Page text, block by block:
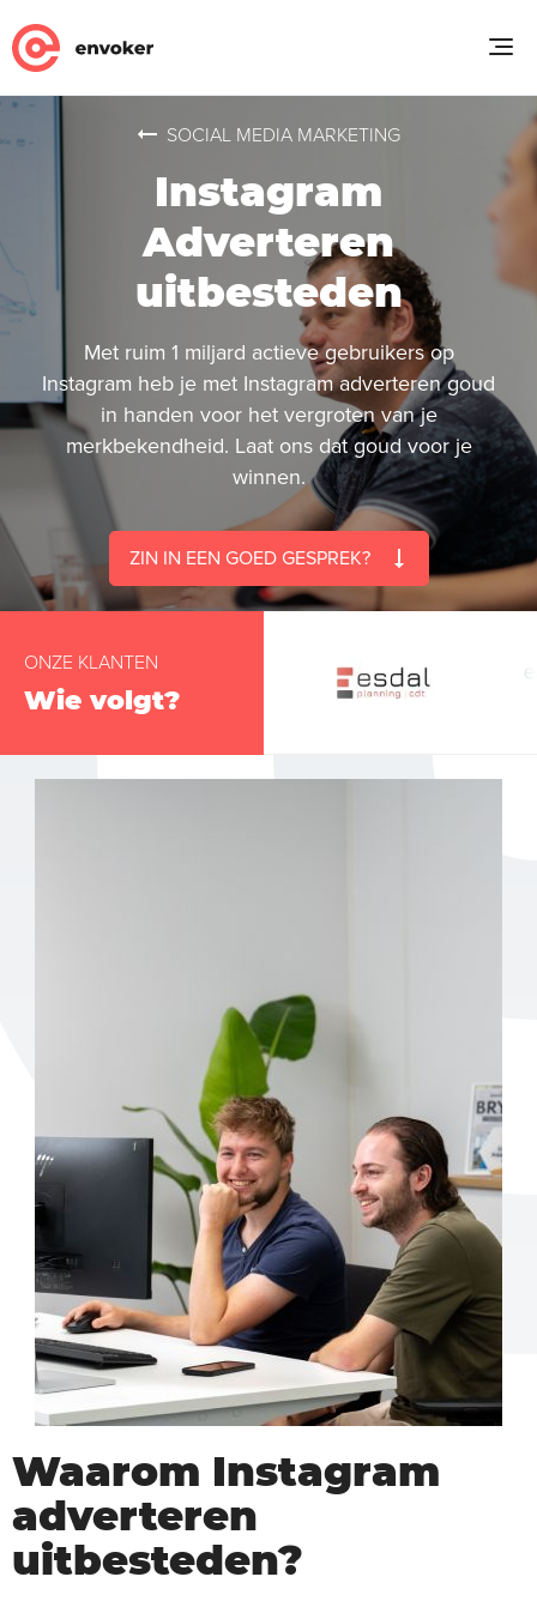
SOCIAL MEDIA MARKETING
Instagram
Adverteren
uitbesteden
Met ruim 1 miljard actieve gebruikers op
Instagram heb je met Instagram adverteren goud
in handen voor het vergroten van je
merkbekendheid. Laat ons dat goud voor je
winnen.
ZIN IN EEN GOED GESPREK?
ONZE KLANTEN
Wie volgt?
Waarom Instagram
adverteren
uitbesteden?